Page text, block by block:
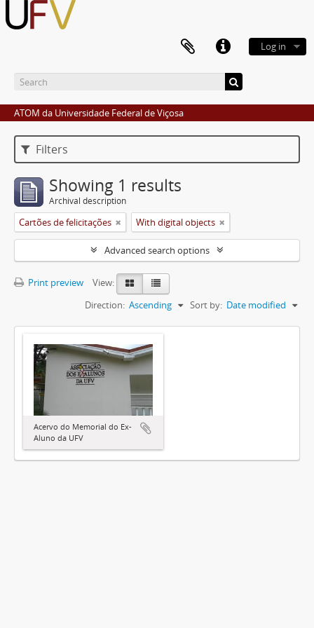
Log in
ATOM da Universidade Federal de Viçosa
Filters
Showing 1 results
Archival description
Cartões de felicitações With digital objects
Advanced search options
Print preview
View:
Sort by: Date modified
Direction: Ascending
Acervo do Memorial do Ex-
Aluno da UFV